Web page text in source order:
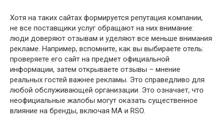
Хотя на таких сайтах формируется репутация компании,
не все поставщики услуг обращают на них внимание:
люди доверяют отзывам и уделяют все меньше внимания
рекламе. Например, вспомните, как вы выбираете отель:
проверяете его сайт на предмет официальной
информации, затем открываете отзывы – мнение
реальных гостей важнее рекламы. Это справедливо для
любой обслуживающей организации. Это означает, что
неофициальные жалобы могут оказать существенное
влияние на бренды, включая MA и RSO.